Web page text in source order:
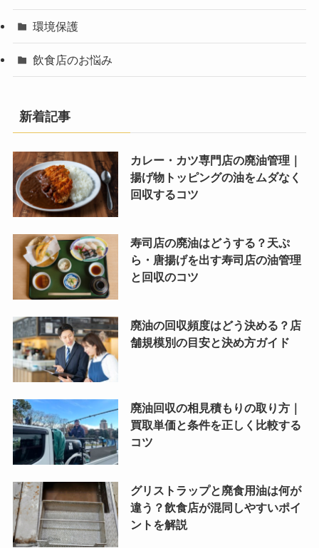
環境保護
飲食店のお悩み
新着記事
カレー・カツ専門店の廃油管理｜
揚げ物トッピングの油をムダなく
回収するコツ
寿司店の廃油はどうする？天ぷ
ら・唐揚げを出す寿司店の油管理
と回収のコツ
廃油の回収頻度はどう決める？店
舗規模別の目安と決め方ガイド
廃油回収の相見積もりの取り方｜
買取単価と条件を正しく比較する
コツ
グリストラップと廃食用油は何が
違う？飲食店が混同しやすいポイ
ントを解説